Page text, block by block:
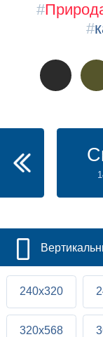
#
#
240x320
320x568